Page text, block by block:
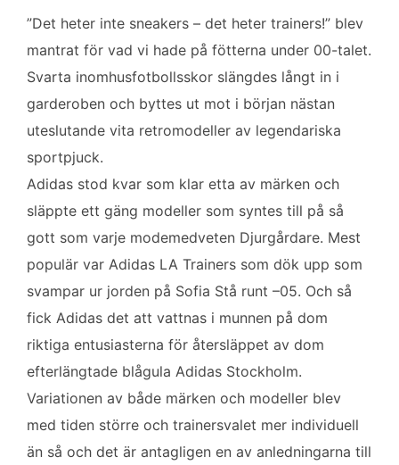
”Det heter inte sneakers – det heter trainers!” blev
mantrat för vad vi hade på fötterna under 00-talet.
Svarta inomhusfotbollsskor slängdes långt in i
garderoben och byttes ut mot i början nästan
uteslutande vita retromodeller av legendariska
sportpjuck.
Adidas stod kvar som klar etta av märken och
släppte ett gäng modeller som syntes till på så
gott som varje modemedveten Djurgårdare. Mest
populär var Adidas LA Trainers som dök upp som
svampar ur jorden på Sofia Stå runt –05. Och så
fick Adidas det att vattnas i munnen på dom
riktiga entusiasterna för återsläppet av dom
efterlängtade blågula Adidas Stockholm.
Variationen av både märken och modeller blev
med tiden större och trainersvalet mer individuell
än så och det är antagligen en av anledningarna till